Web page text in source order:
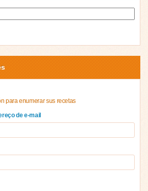
para enumerar sus recetas
de e-mail